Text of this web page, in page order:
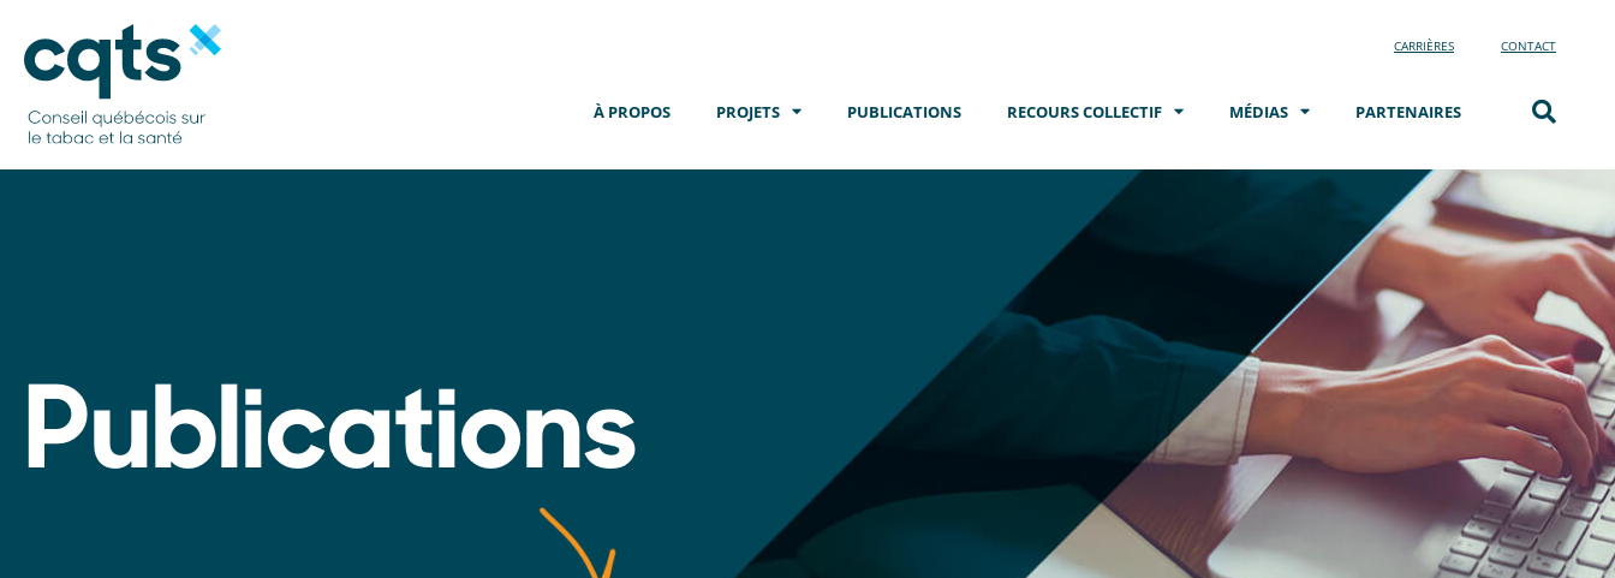
CARRIÈRES CONTACT
À PROPOS PROJETS PUBLICATIONS RECOURS COLLECTIF MÉDIAS PARTENAIRES
Publications